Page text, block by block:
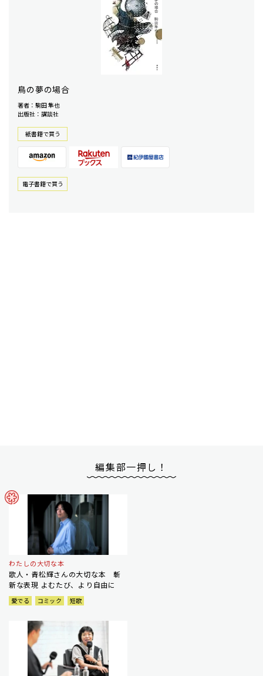
鳥の夢の場合
著者：駒田 隼也
出版社：講談社
紙書籍で買う
電⼦書籍で買う
編集部一押し！
わたしの大切な本
歌人・青松輝さんの大切な本 斬
新な表現 よむたび、より自由に
愛でる コミック 短歌